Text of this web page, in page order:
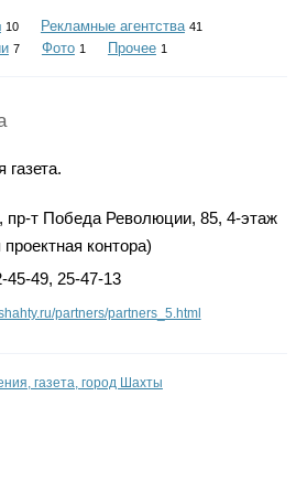
Гороскоп
Карты
10 Рекламные агентства 41
7 Фото 1 Прочее 1
газета.
пр-т Победа Революции, 85, 4-этаж
контора)
45-49, 25-47-13
partners/partners_5.html
газета, город Шахты